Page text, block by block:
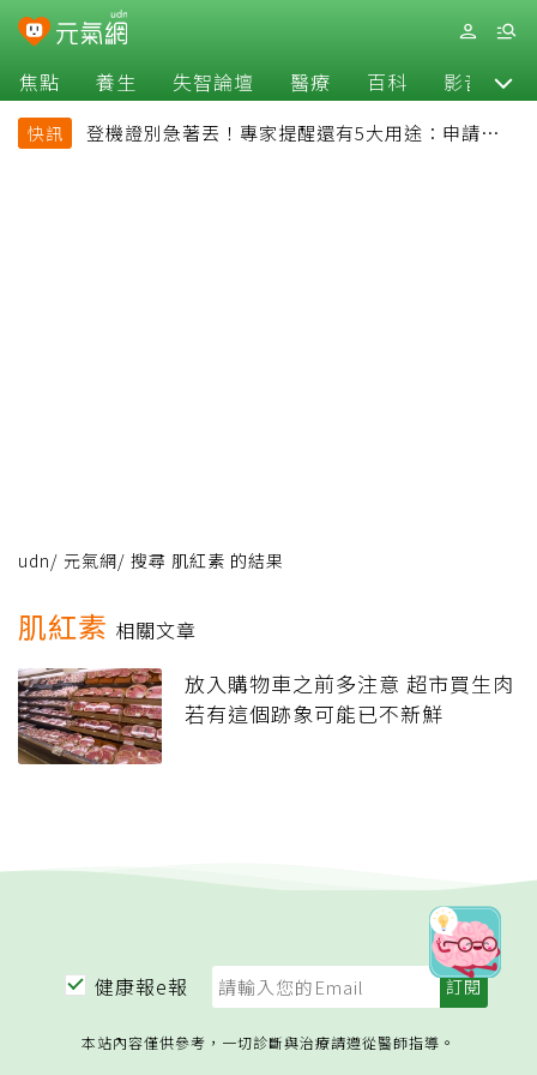
焦點 養生 失智論壇 醫療 百科 影音
快訊
登機證別急著丟！專家提醒還有5大用途：申請理
udn/ 元氣網/ 搜尋 肌紅素 的結果
肌紅素 相關文章
放入購物車之前多注意 超市買生肉
若有這個跡象可能已不新鮮
健康報e報
本站內容僅供參考，一切診斷與治療請遵從醫師指導。